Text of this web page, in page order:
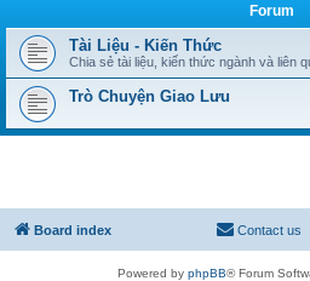
Forum
Tài Liệu - Kiến Thức
Chia sẻ tài liệu, kiến thức ngành và liên
Trò Chuyện Giao Lưu
Board index Contact us
Powered by phpBB® Forum